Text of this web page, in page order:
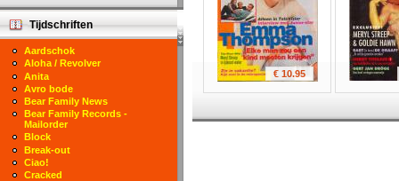
€ 10.95
Tijdschriften
Aardschok
Aloha / Revolver
Anita
Avro bode
Bear Family News
Bear Family Records -
Mailorder
Block
Break-out
Ciao!
Cracked